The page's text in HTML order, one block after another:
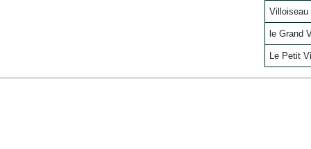
Villoiseau
le Grand
Le Petit